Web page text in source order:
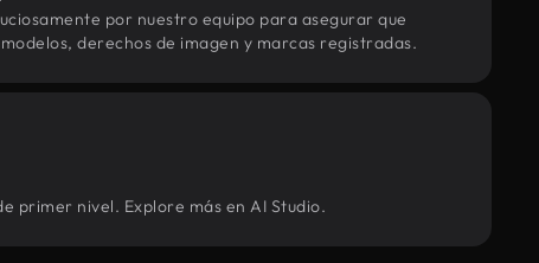
por nuestro equipo para asegurar que
derechos de imagen y marcas registradas.
primer nivel. Explore más en AI Studio.